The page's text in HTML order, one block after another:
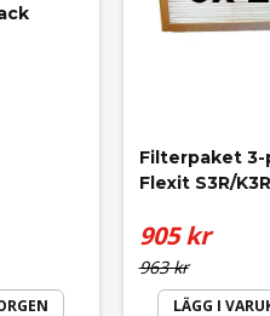
Filterpaket 3-
Flexit S3R/
963 kr
905 kr
LÄGG I